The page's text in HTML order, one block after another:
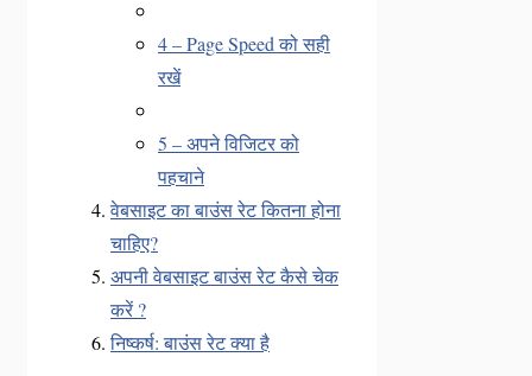
4 – Page Speed को सही
रखें
5 – अपने विजिटर को
पहचाने
वेबसाइट का बाउंस रेट कितना होना
चाहिए?
अपनी वेबसाइट बाउंस रेट कैसे चेक
करें ?
निष्कर्ष: बाउंस रेट क्या है